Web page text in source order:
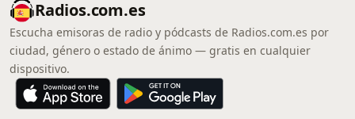
Radios.com.es
Escucha emisoras de radio y pódcasts de Radios.com.es por
ciudad, género o estado de ánimo — gratis en cualquier
dispositivo.